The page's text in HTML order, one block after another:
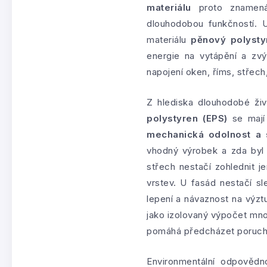
materiálu proto
dlouhodobou funkčností.
materiálu pěnový
energie na vytápění a
napojení oken, říms,
Z hlediska dlouhodobé
polystyren (EPS) se
mechanická odolnost
vhodný výrobek a zda
střech nestačí zohlednit
vrstev. U fasád nestačí
lepení a návaznost na
jako izolovaný výpočet
pomáhá předcházet
Environmentální